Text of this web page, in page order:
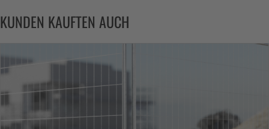
KUNDEN KAUFTEN AUCH